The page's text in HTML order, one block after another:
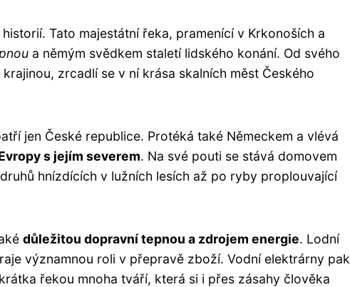
Tato majestátní řeka, pramenící v Krkonoších a
a němým svědkem staletí lidského konání. Od svého
zrcadlí se v ní krása skalních měst Českého
jen České republice. Protéká také Německem a vlévá
s jejím severem. Na své pouti se stává domovem
hnízdících v lužních lesích až po ryby proplouvající
důležitou dopravní tepnou a zdrojem energie. Lodní
významnou roli v přepravě zboží. Vodní elektrárny pak
řekou mnoha tváří, která si i přes zásahy člověka